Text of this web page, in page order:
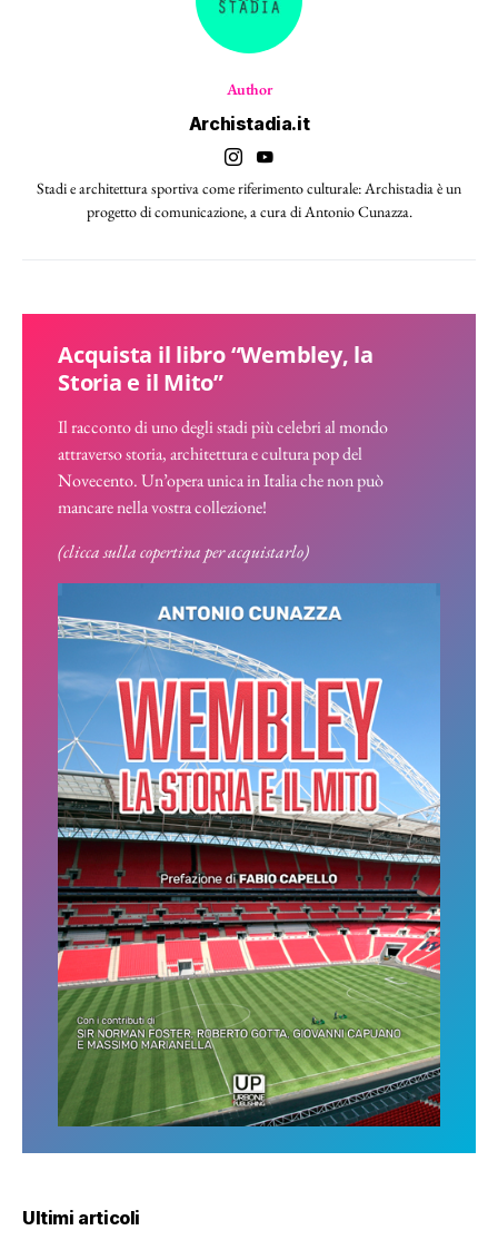
Author
Archistadia.it
Stadi e architettura sportiva come riferimento culturale: Archistadia è un
progetto di comunicazione, a cura di Antonio Cunazza.
Acquista il libro “Wembley, la
Storia e il Mito”
Il racconto di uno degli stadi più celebri al mondo
attraverso storia, architettura e cultura pop del
Novecento. Un’opera unica in Italia che non può
mancare nella vostra collezione!
(clicca sulla copertina per acquistarlo)
Ultimi articoli